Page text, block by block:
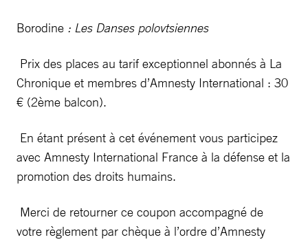
Borodine : Les Danses polovtsiennes
Prix des places au tarif exceptionnel abonnés à La
Chronique et membres d’Amnesty International : 30
€ (2ème balcon).
En étant présent à cet événement vous participez
avec Amnesty International France à la défense et la
promotion des droits humains.
Merci de retourner ce coupon accompagné de
votre règlement par chèque à l’ordre d’Amnesty